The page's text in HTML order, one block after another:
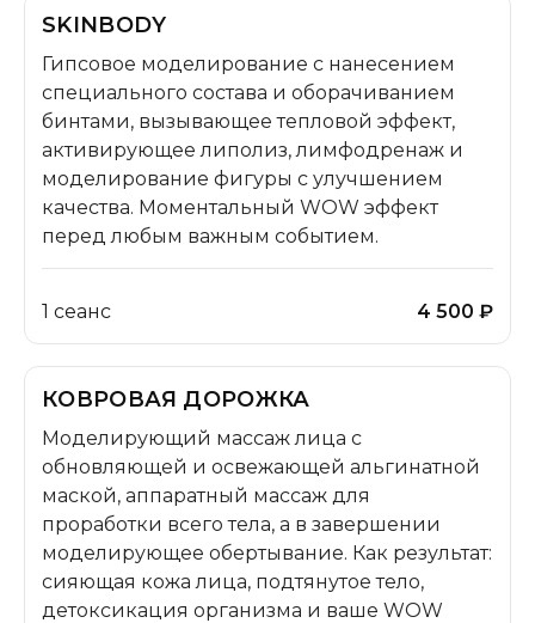
SKINBODY
Гипсовое моделирование с нанесением
специального состава и оборачиванием
бинтами, вызывающее тепловой эффект,
активирующее липолиз, лимфодренаж и
моделирование фигуры с улучшением
качества. Моментальный WOW эффект
перед любым важным событием.
1 сеанс 4 500 ₽
КОВРОВАЯ ДОРОЖКА
Моделирующий массаж лица с
обновляющей и освежающей альгинатной
маской, аппаратный массаж для
проработки всего тела, а в завершении
моделирующее обертывание. Как результат:
сияющая кожа лица, подтянутое тело,
детоксикация организма и ваше WOW